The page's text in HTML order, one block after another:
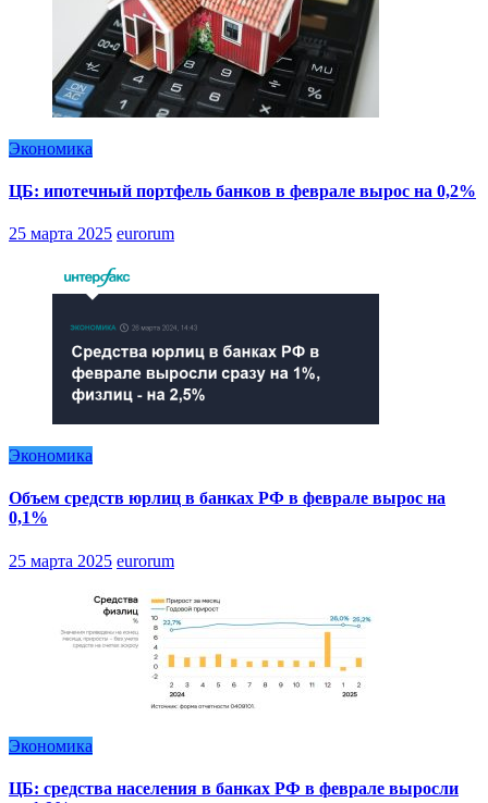
Экономика
ЦБ: ипотечный портфель банков в феврале вырос на 0,2%
25 марта 2025 eurorum
Экономика
Объем средств юрлиц в банках РФ в феврале вырос на
0,1%
25 марта 2025 eurorum
Экономика
ЦБ: средства населения в банках РФ в феврале выросли